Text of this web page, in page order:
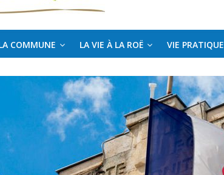
COMMUNE LA VIE À LA ROË VIE PRATIQUE